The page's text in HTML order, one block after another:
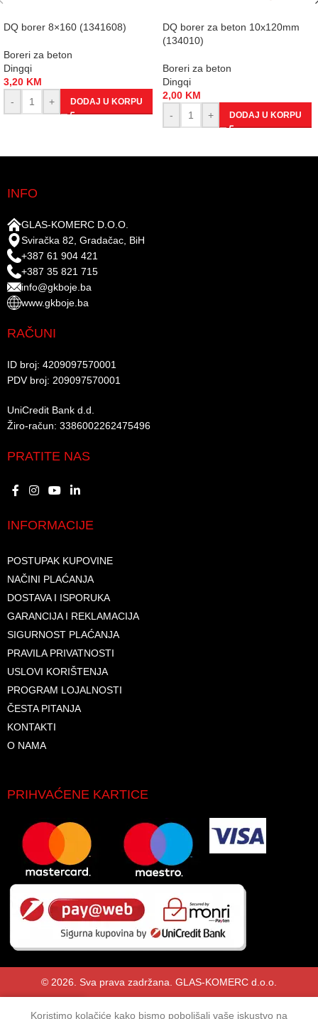
DQ borer 8×160 (1341608)
Boreri za beton
Dingqi
3,20 KM
-
+ DODAJ U KORPU
DQ borer za beton 10x120mm
(134010)
Boreri za beton
Dingqi
2,00 KM
-
+ DODAJ U KORPU
INFO
GLAS-KOMERC D.O.O.
Sviračka 82, Gradačac, BiH
+387 61 904 421
+387 35 821 715
info@gkboje.ba
www.gkboje.ba
RAČUNI
ID broj: 4209097570001​
PDV broj: 209097570001 ​
UniCredit Bank d.d.​
Žiro-račun: 3386002262475496​​
PRATITE NAS
INFORMACIJE
POSTUPAK KUPOVINE
NAČINI PLAĆANJA
DOSTAVA I ISPORUKA
GARANCIJA I REKLAMACIJA
SIGURNOST PLAĆANJA
PRAVILA PRIVATNOSTI
USLOVI KORIŠTENJA
PROGRAM LOJALNOSTI
ČESTA PITANJA
KONTAKTI
O NAMA
PRIHVAĆENE KARTICE
© 2026. Sva prava zadržana. GLAS-KOMERC d.o.o.
Koristimo kolačiće kako bismo poboljšali vaše iskustvo na